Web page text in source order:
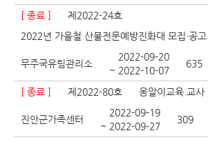
[ 종료 ]
제2022-24호
2022년 가을철 산불전문예방진화대 모집·공고
무주국유림관리소
2022-09-20
~ 2022-10-07
635
[ 종료 ] 제2022-80호 옹알이교육 교사
진안군가족센터
2022-09-19
~ 2022-09-27
309